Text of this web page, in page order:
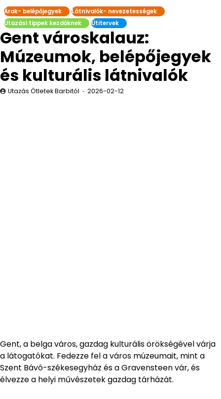
Árak- belépőjegyek
Látnivalók- nevezetességek
Utazási tippek kezdőknek
Útitervek
Gent városkalauz:
Múzeumok, belépőjegyek
és kulturális látnivalók
Utazás Ötletek Barbitól 2026-02-12
Gent, a belga város, gazdag kulturális örökségével várja
a látogatókat. Fedezze fel a város múzeumait, mint a
Szent Bávó-székesegyház és a Gravensteen vár, és
élvezze a helyi művészetek gazdag tárházát.